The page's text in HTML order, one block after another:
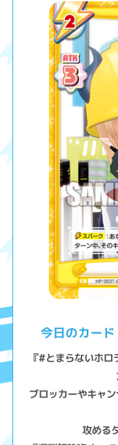
今日のカー
『#とまらないホ
ブロッカーやキャ
攻める